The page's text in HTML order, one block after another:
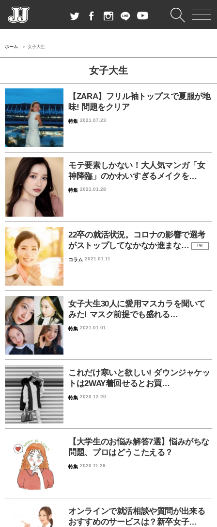
ホーム 女子大生
女子大生
【ZARA】フリル袖トップスで夏服が地
味! 問題をクリア
特集 2021.07.23
モテ要素しかない！大人気マンガ「女
神降臨」のかわいすぎるメイクを…
特集 2021.01.28
22卒の就活状況。コロナの影響で選考
がストップしてなかなか進まな…
PR
コラム 2021.01.11
女子大生30人に愛用マスカラを聞いて
みた! マスク前提でも盛れる…
特集 2021.01.01
これだけ寒いと欲しい! ダウンジャケッ
トは2WAY着回せるとお買…
特集 2020.12.20
【大学生のお悩み解答7選】悩みがちな
問題、プロはどうこたえる？
特集 2020.11.29
オンラインで就活相談や質問が出来る
おすすめのサービスは？新卒女子…